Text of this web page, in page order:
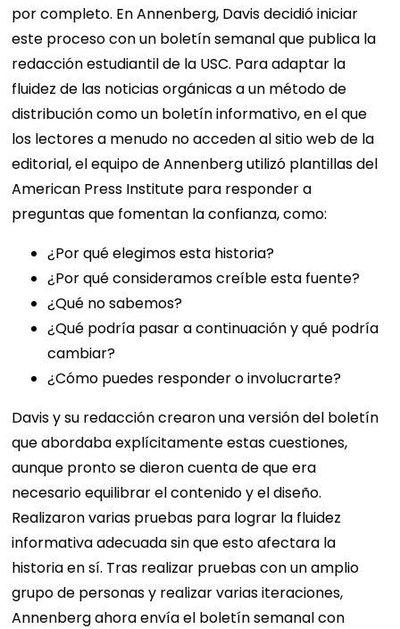
por completo. En Annenberg, Davis decidió iniciar
este proceso con un boletín semanal que publica la
redacción estudiantil de la USC. Para adaptar la
fluidez de las noticias orgánicas a un método de
distribución como un boletín informativo, en el que
los lectores a menudo no acceden al sitio web de la
editorial, el equipo de Annenberg utilizó plantillas del
American Press Institute para responder a
preguntas que fomentan la confianza, como:
¿Por qué elegimos esta historia?
¿Por qué consideramos creíble esta fuente?
¿Qué no sabemos?
¿Qué podría pasar a continuación y qué podría
cambiar?
¿Cómo puedes responder o involucrarte?
Davis y su redacción crearon una versión del boletín
que abordaba explícitamente estas cuestiones,
aunque pronto se dieron cuenta de que era
necesario equilibrar el contenido y el diseño.
Realizaron varias pruebas para lograr la fluidez
informativa adecuada sin que esto afectara la
historia en sí. Tras realizar pruebas con un amplio
grupo de personas y realizar varias iteraciones,
Annenberg ahora envía el boletín semanal con